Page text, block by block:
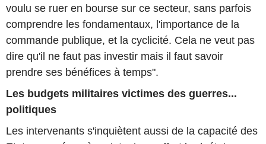
voulu se ruer en bourse sur ce secteur, sans parfois
comprendre les fondamentaux, l'importance de la
commande publique, et la cyclicité. Cela ne veut pas
dire qu'il ne faut pas investir mais il faut savoir
prendre ses bénéfices à temps".
Les budgets militaires victimes des guerres...
politiques
Les intervenants s'inquiètent aussi de la capacité des